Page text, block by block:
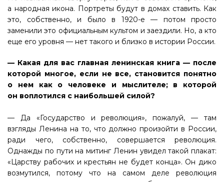
а народная икона. Портреты будут в домах ставить. Как
это, собственно, и было в 1920-е — потом просто
заменили это официальным культом и заездили. Но, а кто
еще его уровня — нет такого и близко в истории России.
— Какая для вас главная ленинская книга — после
которой многое, если не все, становится понятно
о нем как о человеке и мыслителе; в которой
он воплотился с наибольшей силой?
— Да «Государство и революция», пожалуй, — там
взгляды Ленина на то, что должно произойти в России,
ради чего, собственно, совершается революция.
Однажды по пути на митинг Ленин увидел такой плакат:
«Царству рабочих и крестьян не будет конца». Он дико
возмутился, потому что на самом деле революция